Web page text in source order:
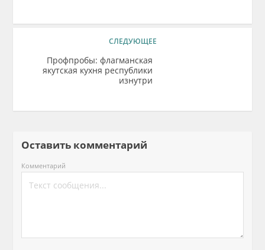
СЛЕДУЮЩЕЕ
Профпробы: флагманская
якутская кухня республики
изнутри
Оставить комментарий
Комментарий